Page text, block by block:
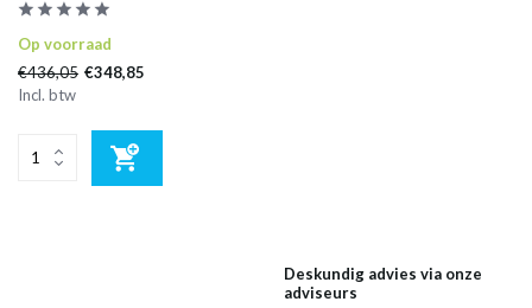
Op voorraad
€436,05 €348,85
Incl. btw
Deskundig advies via onze
adviseurs